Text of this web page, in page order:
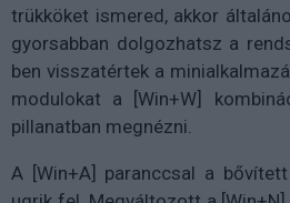
trükköket ismered, akkor
gyorsabban dolgozhatsz a
ben visszatértek a
modulokat a [Win+W]
pillanatban megnézni.
A [Win+A] paranccsal a